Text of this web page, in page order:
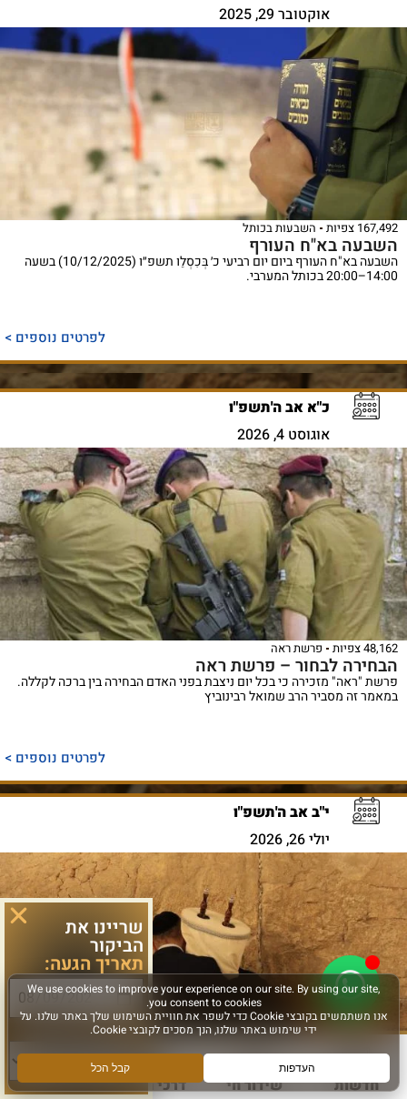
אוקטובר 29, 2025
167,492 צפיות השבעות בכותל
השבעה בא"ח העורף
השבעה בא"ח העורף ביום יום רביעי כ׳ בְּכִסְלֵו תשפ״ו (10/12/2025) בשעה
14:00–20:00 בכותל המערבי.
לפרטים נוספים >
כ"א אב ה'תשפ"ו
אוגוסט 4, 2026
48,162 צפיות פרשת ראה
הבחירה לבחור – פרשת ראה
פרשת "ראה" מזכירה כי בכל יום ניצבת בפני האדם הבחירה בין ברכה לקללה.
במאמר זה מסביר הרב שמואל רבינוביץ
לפרטים נוספים >
י"ב אב ה'תשפ"ו
יולי 26, 2026
166,666 צפיות פרשת עקב
כבוד לעבר – פרשת עקב
גם מה שנשבר אינו אובד. מפרשת עקב אנו לומדים ששברי הלוחות נשמרו
חדשות שידור חי דרכי הגעה עוד
שריינו את
הביקור
תאריך הגעה:
סוג פעילות: